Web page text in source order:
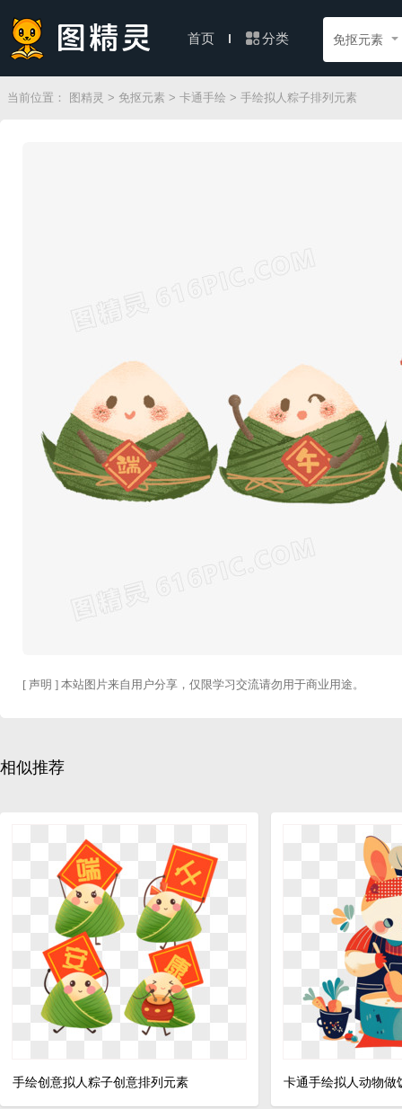
首页 分类 免抠元素
当前位置： 图精灵 > 免抠元素 > 卡通手绘 > 手绘拟人粽子排列元素
[ 声明 ] 本站图片来自用户分享，仅限学习交流请勿用于商业用途。
相似推荐
手绘创意拟人粽子创意排列元素 卡通手绘拟人动物做